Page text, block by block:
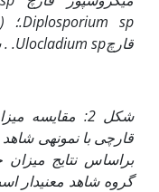
Diplosporium sp.؛ (n)
قارچUlocladium sp.
.
شکل 2 : مقایسه
قارچی با نمونه
براساس نتایج
گروه شاهد معنی‏دار